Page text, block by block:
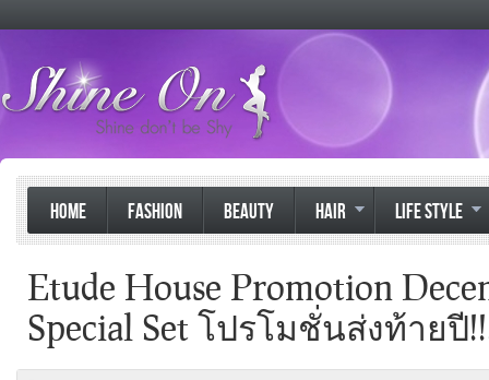
HOME FASHION BEAUTY HAIR LIFE STYLE
Etude House Promotion
Special Set โปรโมชั่นส่งท้ายปี